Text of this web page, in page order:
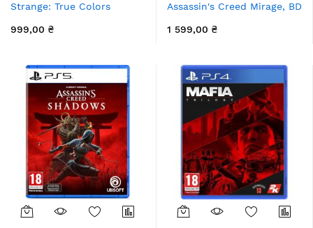
Strange: True Colors
999,00 ₴
Assassin's Creed Mirage, BD
1 599,00 ₴